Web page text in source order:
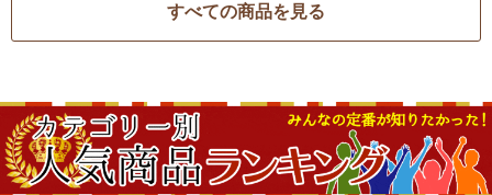
すべての商品を見る